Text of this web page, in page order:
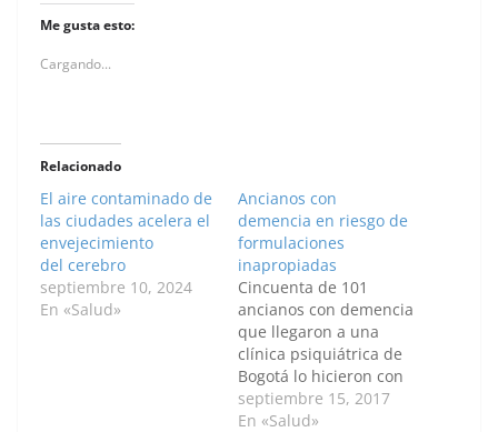
Me gusta esto:
Cargando...
Relacionado
El aire contaminado de
las ciudades acelera el
envejecimiento
del cerebro
septiembre 10, 2024
En «Salud»
Ancianos con
demencia en riesgo de
formulaciones
inapropiadas
Cincuenta de 101
ancianos con demencia
que llegaron a una
clínica psiquiátrica de
Bogotá lo hicieron con
prescripción de
medicamentos
septiembre 15, 2017
En «Salud»